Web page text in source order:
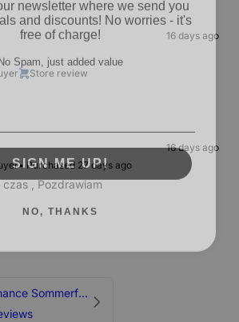
16 days ago
Store review
16 days ago
•Purchased 27 days ago
, Pozdrawiam
HPerformance Sommerfest 2026
free of charge!
No Spam, just added value
SIGN ME UP!
NO, THANKS